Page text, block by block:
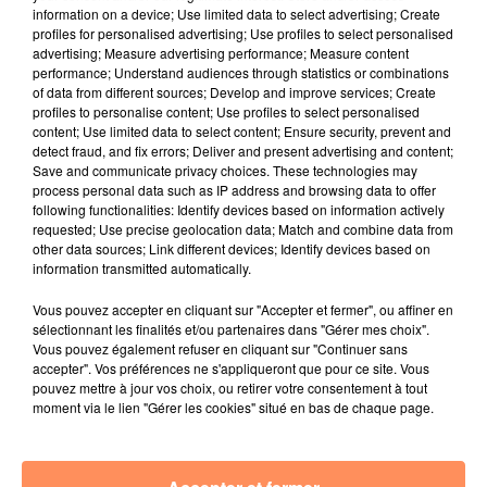
fil actus
4 juillet 2022
Radio Star Live avec Dadju
27 juin 2022
Marseille : une application pour mettre en
relation extras et...
27 juin 2022
Le cocholed pour jouer à la pétanque
jusqu'au bout de la nuit !
10 mai 2022
Toulon : des quais électrifiés pour 2023 !
10 mai 2022
10 mai 2022
information on a device; Use limited data to select advertising; Create
profiles for personalised advertising; Use profiles to select personalised
advertising; Measure advertising performance; Measure content
performance; Understand audiences through statistics or combinations
of data from different sources; Develop and improve services; Create
profiles to personalise content; Use profiles to select personalised
content; Use limited data to select content; Ensure security, prevent and
detect fraud, and fix errors; Deliver and present advertising and content;
Save and communicate privacy choices. These technologies may
process personal data such as IP address and browsing data to offer
following functionalities: Identify devices based on information actively
requested; Use precise geolocation data; Match and combine data from
other data sources; Link different devices; Identify devices based on
information transmitted automatically.
Vous pouvez accepter en cliquant sur "Accepter et fermer", ou affiner en
sélectionnant les finalités et/ou partenaires dans "Gérer mes choix".
Vous pouvez également refuser en cliquant sur "Continuer sans
accepter". Vos préférences ne s'appliqueront que pour ce site. Vous
pouvez mettre à jour vos choix, ou retirer votre consentement à tout
moment via le lien "Gérer les cookies" situé en bas de chaque page.